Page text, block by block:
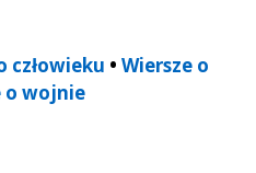
człowieku • Wiersze o
o wojnie